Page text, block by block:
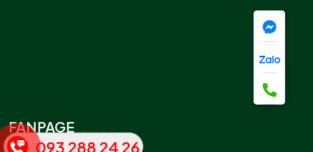
FANPAGE
093 288 24 26